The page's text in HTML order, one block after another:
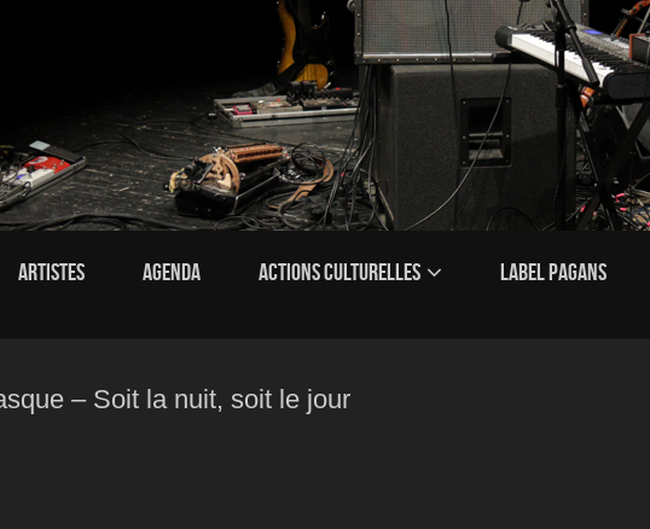
ARTISTES AGENDA ACTIONS CULTURELLES LABEL PAGANS
– Soit la nuit, soit le jour